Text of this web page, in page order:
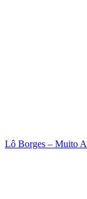
Lô Borges – Muito